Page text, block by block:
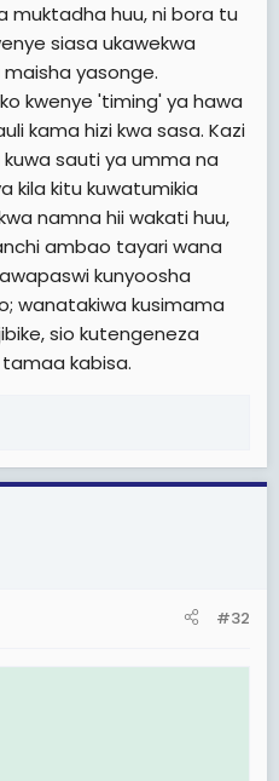
muktadha huu, ni bora tu
siasa ukawekwa
maisha yasonge.
kwenye 'timing' ya hawa
kama hizi kwa sasa. Kazi
sauti ya umma na
kila kitu kuwatumikia
namna hii wakati huu,
ambao tayari wana
kunyoosha
wanatakiwa kusimama
sio kutengeneza
kabisa.
#32